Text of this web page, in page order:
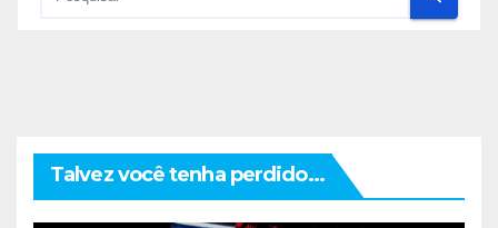
Talvez você tenha perdido...